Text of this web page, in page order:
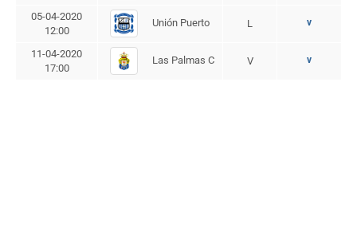
05-04-2020
12:00
Unión Puerto L v
11-04-2020
17:00
Las Palmas C V v